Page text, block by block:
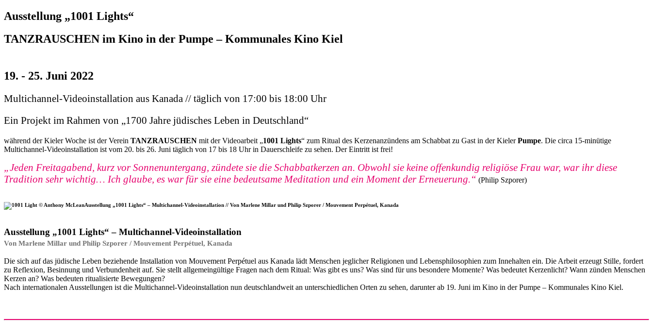
Ausstellung „1001 Lights“
TANZRAUSCHEN im Kino in der Pumpe – Kommunales Kino Kiel
19. - 25. Juni 2022
Multichannel-Videoinstallation aus Kanada // täglich von 17:00 bis 18:00 Uhr
Ein Projekt im Rahmen von „1700 Jahre jüdisches Leben in Deutschland“
während der Kieler Woche ist der Verein TANZRAUSCHEN mit der Videoarbeit „1001 Lights“ zum Ritual des Kerzenanzündens am Schabbat zu Gast in der KielerPumpe. Die circa 15-minütige
Multichannel-Videoinstallation ist vom 20. bis 26. Juni täglich von 17 bis 18 Uhr in Dauerschleife zu sehen. Der Eintritt ist frei!
„Jeden Freitagabend, kurz vor Sonnenuntergang, zündete sie die Schabbatkerzen an. Obwohl sie keine offenkundig religiöse Frau war, war ihr diese
Tradition sehr wichtig… Ich glaube, es war für sie eine bedeutsame Meditation und ein Moment der Erneuerung.“ (Philip Szporer)
Ausstellung „1001 Lights“ – Multichannel-Videoinstallation // Von Marlene Millar und Philip Szporer / Mouvement Perpétuel, Kanada
Ausstellung „1001 Lights“ – Multichannel-Videoinstallation
Von Marlene Millar und Philip Szporer / Mouvement Perpétuel, Kanada
Die sich auf das jüdische Leben beziehende Installation von Mouvement Perpétuel aus Kanada lädt Menschen jeglicher Religionen und Lebensphilosophien zum Innehalten ein. Die Arbeit erzeugt Stille, fordert
zu Reflexion, Besinnung und Verbundenheit auf. Sie stellt allgemeingültige Fragen nach dem Ritual: Was gibt es uns? Was sind für uns besondere Momente? Was bedeutet Kerzenlicht? Wann zünden Menschen
Kerzen an? Was bedeuten ritualisierte Bewegungen?
Nach internationalen Ausstellungen ist die Multichannel-Videoinstallation nun deutschlandweit an unterschiedlichen Orten zu sehen, darunter ab 19. Juni im Kino in der Pumpe – Kommunales Kino Kiel.